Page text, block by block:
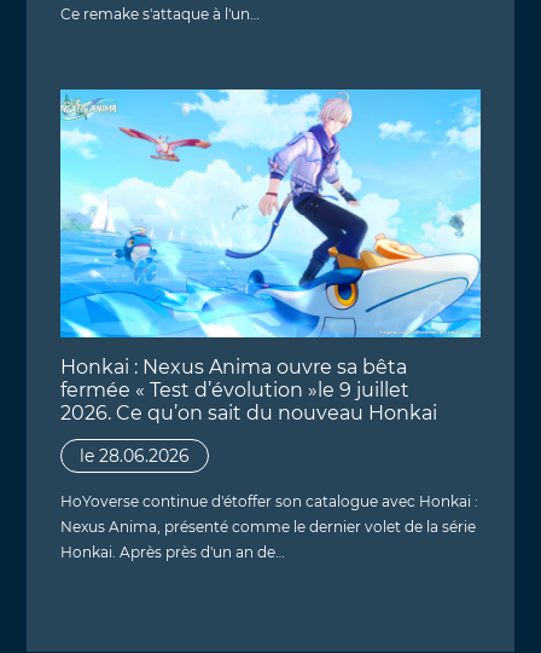
Ce remake s'attaque à l'un…
Honkai : Nexus Anima ouvre sa bêta
fermée « Test d’évolution »le 9 juillet
2026. Ce qu’on sait du nouveau Honkai
le 28.06.2026
HoYoverse continue d'étoffer son catalogue avec Honkai :
Nexus Anima, présenté comme le dernier volet de la série
Honkai. Après près d'un an de…